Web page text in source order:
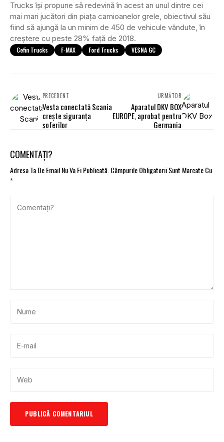
Trucks își propune să redevină în acest an unul dintre cei
mai mari jucători din piața camioanelor grele, obiectivul său
fiind să ajungă la un minim de 450 de vehicule vândute, în
creștere cu peste 28% față de 2018.
Cefin Trucks F-MAX Ford Trucks VESNA GC
PRECEDENT
Vesta conectată Scania
crește siguranța
șoferilor
URMĂTOR
Aparatul DKV BOX
EUROPE, aprobat pentru
Germania
COMENTAȚI?
Adresa Ta De Email Nu Va Fi Publicată. Câmpurile Obligatorii Sunt Marcate Cu
*